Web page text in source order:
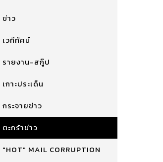
ข่าว
เวทีทัศน์
รายงาน-สกู๊ป
เกาะประเด็น
กระจายข่าว
ตะกร้าข่าว
"HOT" MAIL CORRUPTION